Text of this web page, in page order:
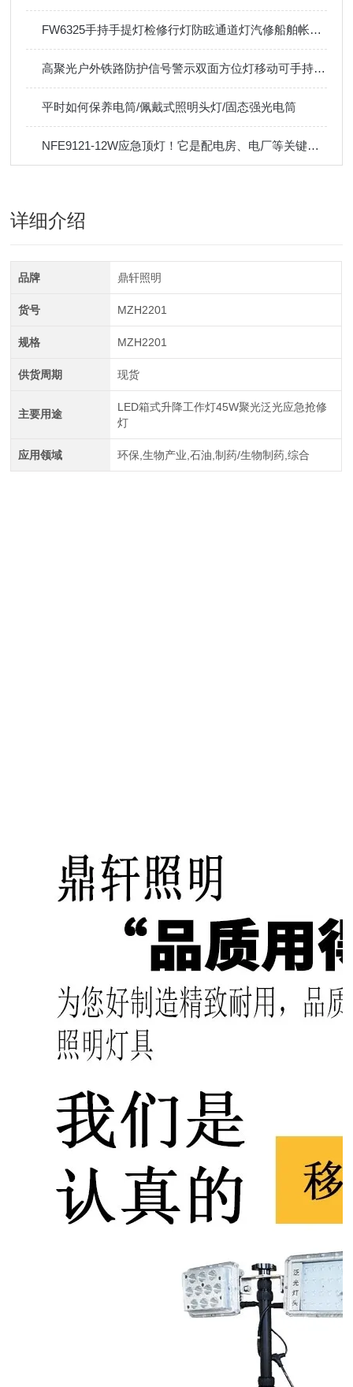
FW6325手持手提灯检修行灯防眩通道灯汽修船舶帐篷24V36V
高聚光户外铁路防护信号警示双面方位灯移动可手持伸缩底部磁吸
平时如何保养电筒/佩戴式照明头灯/固态强光电筒
NFE9121-12W应急顶灯！它是配电房、电厂等关键场所的守护神！
详细介绍
品牌 鼎轩照明
货号 MZH2201
规格 MZH2201
供货周期 现货
主要用途
LED箱式升降工作灯45W聚光泛光应急抢修
灯
应用领域 环保,生物产业,石油,制药/生物制药,综合